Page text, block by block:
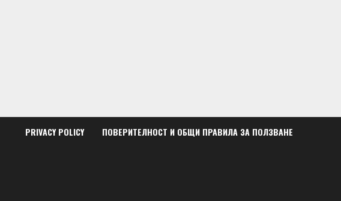
PRIVACY POLICY ПОВЕРИТЕЛНОСТ И ОБЩИ ПРАВИЛА ЗА ПОЛЗВАНЕ